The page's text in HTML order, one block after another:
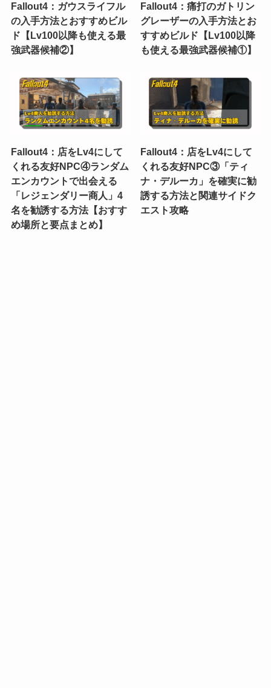
Fallout4：ガウスライフル
の入手方法とおすすめビル
ド【Lv100以降も使える最
強武器候補②】
Fallout4：痛打のガトリン
グレーザーの入手方法とお
すすめビルド【Lv100以降
も使える最強武器候補①】
Fallout4：店をLv4にして
くれる友好NPC④ランダム
エンカウントで出会える
「レジェンダリー商人」4
名を勧誘する方法【おすす
め場所と要点まとめ】
Fallout4：店をLv4にして
くれる友好NPC③「ティ
ナ・デルーカ」を確実に勧
誘する方法と関連サイドク
エスト攻略